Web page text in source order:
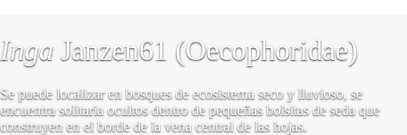
IngaJanzen61 (Oecophoridae)
Se puede localizar en bosques de ecosistema seco y lluvioso, se
encuentra solitaria ocultos dentro de pequeñas bolsitas de seda que
construyen en el borde de la vena central de las hojas.